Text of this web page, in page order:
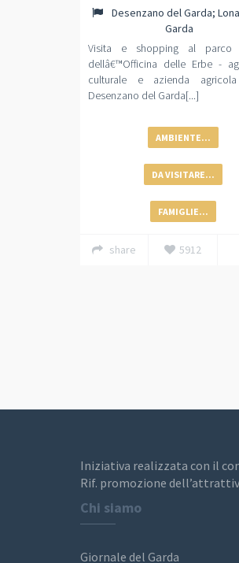
Desenzano del Garda;
Garda
Visita e shopping al parco
dellâ€™Officina delle Erbe -
culturale e azienda
Desenzano del Garda[...]
AMBIENTE...
DA VISITARE...
FAMIGLIE...
share 5912
Iniziativa realizzata con il
Rif. promozione
Chi siamo
Giornale del Garda